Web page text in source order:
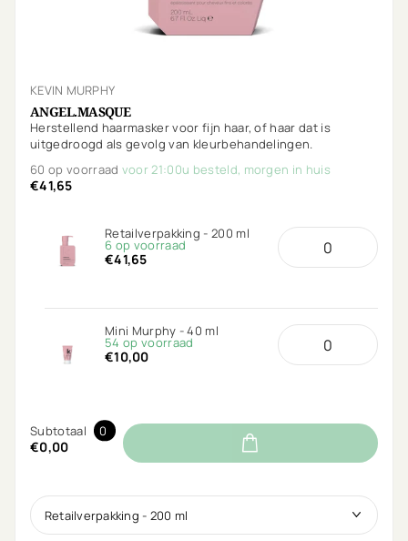
KEVIN MURPHY
ANGEL.MASQUE
Herstellend haarmasker voor fijn haar, of haar dat is
uitgedroogd als gevolg van kleurbehandelingen.
60 op voorraad voor 21:00u besteld, morgen in huis
€41,65
Retailverpakking - 200 ml
6 op voorraad
€41,65
Mini Murphy - 40 ml
54 op voorraad
€10,00
Subtotaal 0
€0,00